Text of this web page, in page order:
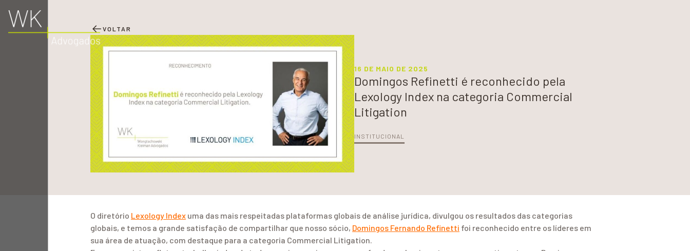
VOLTAR
16 DE MAIO DE 2025
Domingos Refinetti é reconhecido pela
Lexology Index na categoria Commercial
Litigation
INSTITUCIONAL
O diretório Lexology Index uma das mais respeitadas plataformas globais de análise jurídica, divulgou os resultados das categorias
globais, e temos a grande satisfação de compartilhar que nosso sócio, Domingos Fernando Refinetti foi reconhecido entre os líderes em
sua área de atuação, com destaque para a categoria Commercial Litigation.